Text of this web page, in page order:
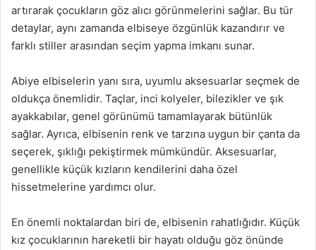
artırarak çocukların göz alıcı görünmelerini sağlar. Bu tür
detaylar, aynı zamanda elbiseye özgünlük kazandırır ve
farklı stiller arasından seçim yapma imkanı sunar.
Abiye elbiselerin yanı sıra, uyumlu aksesuarlar seçmek de
oldukça önemlidir. Taçlar, inci kolyeler, bilezikler ve şık
ayakkabılar, genel görünümü tamamlayarak bütünlük
sağlar. Ayrıca, elbisenin renk ve tarzına uygun bir çanta da
seçerek, şıklığı pekiştirmek mümkündür. Aksesuarlar,
genellikle küçük kızların kendilerini daha özel
hissetmelerine yardımcı olur.
En önemli noktalardan biri de, elbisenin rahatlığıdır. Küçük
kız çocuklarının hareketli bir hayatı olduğu göz önünde